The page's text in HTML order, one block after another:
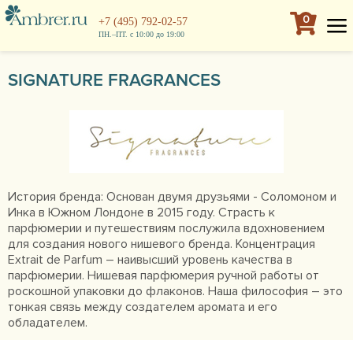
+7 (495) 792-02-57
ПН.–ПТ. с 10:00 до 19:00
0
SIGNATURE FRAGRANCES
История бренда: Основан двумя друзьями - Соломоном и
Инка в Южном Лондоне в 2015 году. Страсть к
парфюмерии и путешествиям послужила вдохновением
для создания нового нишевого бренда. Концентрация
Extrait de Parfum – наивысший уровень качества в
парфюмерии. Нишевая парфюмерия ручной работы от
роскошной упаковки до флаконов. Наша философия – это
тонкая связь между создателем аромата и его
обладателем.